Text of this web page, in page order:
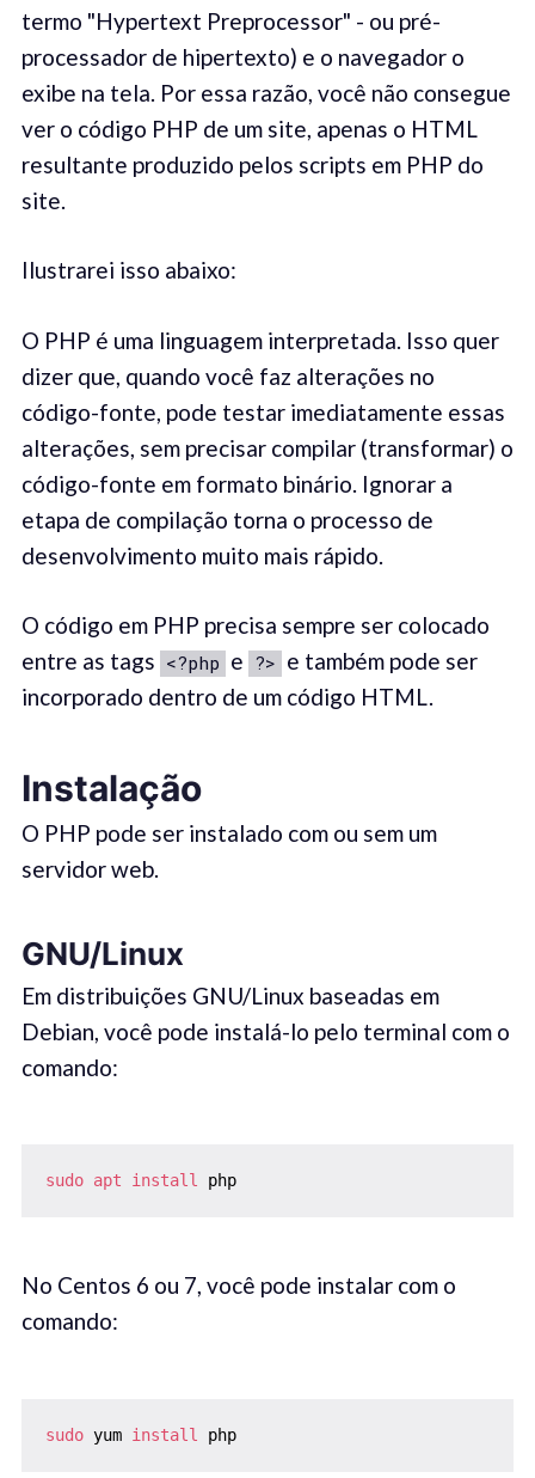
termo "Hypertext Preprocessor" - ou pré-
processador de hipertexto) e o navegador o
exibe na tela. Por essa razão, você não consegue
ver o código PHP de um site, apenas o HTML
resultante produzido pelos scripts em PHP do
site.
Ilustrarei isso abaixo:
O PHP é uma linguagem interpretada. Isso quer
dizer que, quando você faz alterações no
código-fonte, pode testar imediatamente essas
alterações, sem precisar compilar (transformar) o
código-fonte em formato binário. Ignorar a
etapa de compilação torna o processo de
desenvolvimento muito mais rápido.
O código em PHP precisa sempre ser colocado
entre as tags <?php e ?> e também pode ser
incorporado dentro de um código HTML.
Instalação
O PHP pode ser instalado com ou sem um
servidor web.
GNU/Linux
Em distribuições GNU/Linux baseadas em
Debian, você pode instalá-lo pelo terminal com o
comando:
sudo apt install php
No Centos 6 ou 7, você pode instalar com o
comando:
sudo yum install php